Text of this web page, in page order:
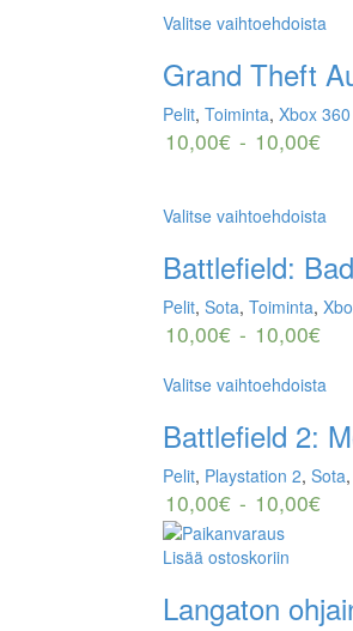
Valitse vaihtoehdoista
Grand Theft
Pelit, Toiminta, Xbox 360
10,00€ - 10,00€
Valitse vaihtoehdoista
Battlefield:
Pelit, Sota, Toiminta,
10,00€ - 10,00€
Valitse vaihtoehdoista
Battlefield 2:
Pelit, Playstation 2, Sota,
10,00€ - 10,00€
Lisää ostoskoriin
Langaton